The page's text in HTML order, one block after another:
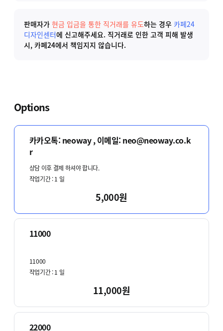
Options
카카오톡: neoway , 이메일: neo@neoway.co.k
r
상담 이후 결제 하셔야 합니다.
작업기간 :1 일
5,000원
11000
11000
작업기간 :1 일
11,000원
22000
판매자가 현금 입금을 통한 직거래를 유도하는 경우 카페24
디자인센터에 신고해주세요. 직거래로 인한 고객 피해 발생
시, 카페24에서 책임지지 않습니다.